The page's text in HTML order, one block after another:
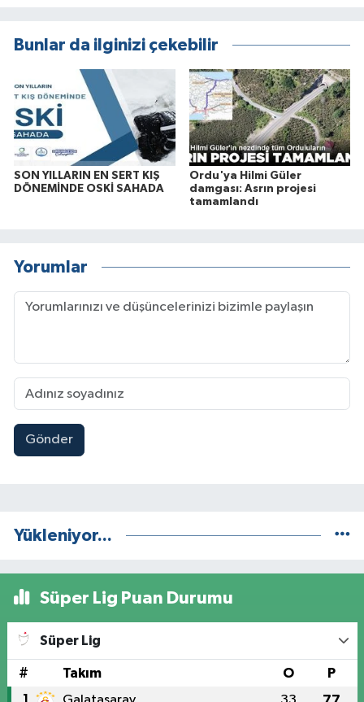
Bunlar da ilginizi çekebilir
SON YILLARIN EN SERT KIŞ
DÖNEMİNDE OSKİ SAHADA
Ordu'ya Hilmi Güler
damgası: Asrın projesi
tamamlandı
Yorumlar
Gönder
Yükleniyor...
Süper Lig Puan Durumu
Süper Lig
# Takım O P
1